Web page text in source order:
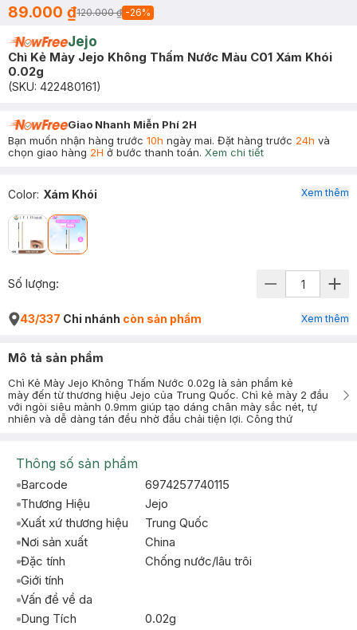
89.000 ₫120.000 ₫ -26%
Jejo
Chì Kẻ Mày Jejo Không Thấm Nước Màu C01 Xám Khói
0.02g
(SKU: 422480161)
Giao Nhanh Miễn Phí 2H
Bạn muốn nhận hàng trước 10h ngày mai. Đặt hàng trước 24h và
chọn giao hàng 2H ở bước thanh toán. Xem chi tiết
Color: Xám Khói Xem thêm
Số lượng:
43/337 Chi nhánh còn sản phẩm Xem thêm
Mô tả sản phẩm
Chì Kẻ Mày Jejo Không Thấm Nước 0.02g là sản phẩm kẻ
mày đến từ thương hiệu Jejo của Trung Quốc. Chì kẻ mày 2 đầu
với ngòi siêu mảnh 0.9mm giúp tạo dáng chân mày sắc nét, tự
nhiên và dễ dàng tán đều nhờ đầu chải tiện lợi. Công thứ
Thông số sản phẩm
Barcode
6974257740115
Thương Hiệu
Jejo
Xuất xứ thương hiệu
Trung Quốc
Nơi sản xuất
China
Đặc tính
Chống nước/lâu trôi
Giới tính
Vấn đề về da
Dung Tích
0.02g